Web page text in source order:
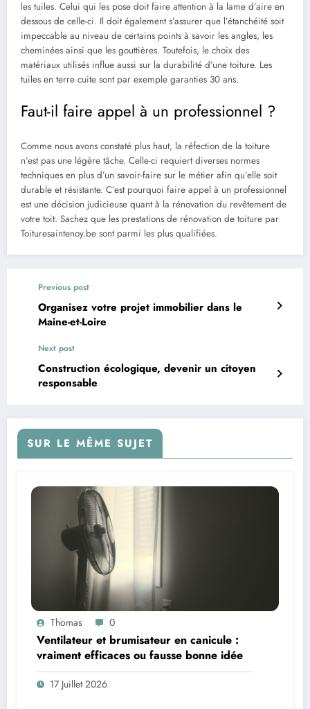
les tuiles. Celui qui les pose doit faire attention à la lame d’aire en
dessous de celle-ci. Il doit également s’assurer que l’étanchéité soit
impeccable au niveau de certains points à savoir les angles, les
cheminées ainsi que les gouttières. Toutefois, le choix des
matériaux utilisés influe aussi sur la durabilité d’une toiture. Les
tuiles en terre cuite sont par exemple garanties 30 ans.
Faut-il faire appel à un professionnel ?
Comme nous avons constaté plus haut, la réfection de la toiture
n’est pas une légère tâche. Celle-ci requiert diverses normes
techniques en plus d’un savoir-faire sur le métier afin qu’elle soit
durable et résistante. C’est pourquoi faire appel à un professionnel
est une décision judicieuse quant à la rénovation du revêtement de
votre toit. Sachez que les prestations de rénovation de toiture par
Toituresaintenoy.be sont parmi les plus qualifiées.
Previous post
Organisez votre projet immobilier dans le
Maine-et-Loire
Next post
Construction écologique, devenir un citoyen
responsable
SUR LE MÊME SUJET
Thomas 0
Ventilateur et brumisateur en canicule :
vraiment efficaces ou fausse bonne idée
17 Juillet 2026